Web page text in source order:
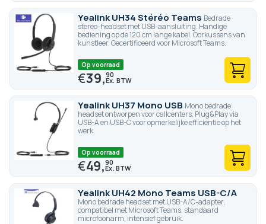
Yealink UH34 Stéréo Teams Bedrade
stereo-headset met USB-aansluiting. Handige
bediening op de 120 cm lange kabel. Oorkussens van
kunstleer. Gecertificeerd voor Microsoft Teams.
Op voorraad
€39,90
Yealink UH37 Mono USB Mono bedrade
headset ontworpen voor callcenters. Plug&Play via
USB-A en USB-C voor opmerkelijke efficiëntie op het
werk.
Op voorraad
€49,90
Yealink UH42 Mono Teams USB-C/A
Mono bedrade headset met USB-A/C-adapter,
compatibel met Microsoft Teams, standaard
microfoonarm, intensief gebruik.